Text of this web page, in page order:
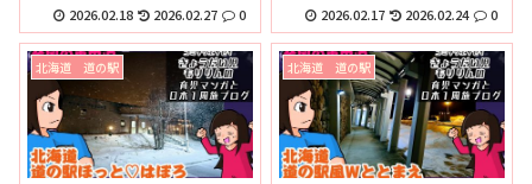
2026.02.18 2026.02.27 0 2026.02.17 2026.02.24 0
北海道 道の駅 北海道 道の駅